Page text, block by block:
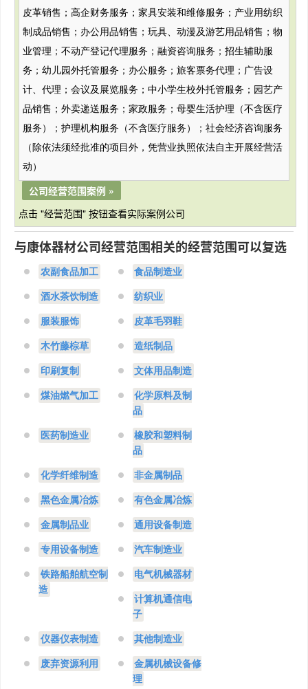
皮革销售；高企财务服务；家具安装和维修服务；产业用纺织
制成品销售；办公用品销售；玩具、动漫及游艺用品销售；物
业管理；不动产登记代理服务；融资咨询服务；招生辅助服
务；幼儿园外托管服务；办公服务；旅客票务代理；广告设
计、代理；会议及展览服务；中小学生校外托管服务；园艺产
品销售；外卖递送服务；家政服务；母婴生活护理（不含医疗
服务）；护理机构服务（不含医疗服务）；社会经济咨询服务
（除依法须经批准的项目外，凭营业执照依法自主开展经营活
动）
公司经营范围案例 »
点击 "经营范围" 按钮查看实际案例公司
与康体器材公司经营范围相关的经营范围可以复选
农副食品加工 食品制造业
酒水茶饮制造 纺织业
服装服饰 皮革毛羽鞋
木竹藤棕草 造纸制品
印刷复制 文体用品制造
煤油燃气加工
化学原料及制
品
医药制造业
橡胶和塑料制
品
化学纤维制造 非金属制品
黑色金属冶炼 有色金属冶炼
金属制品业 通用设备制造
专用设备制造 汽车制造业
铁路船舶航空制
造
电气机械器材
计算机通信电
子
仪器仪表制造 其他制造业
废弃资源利用
金属机械设备修
理